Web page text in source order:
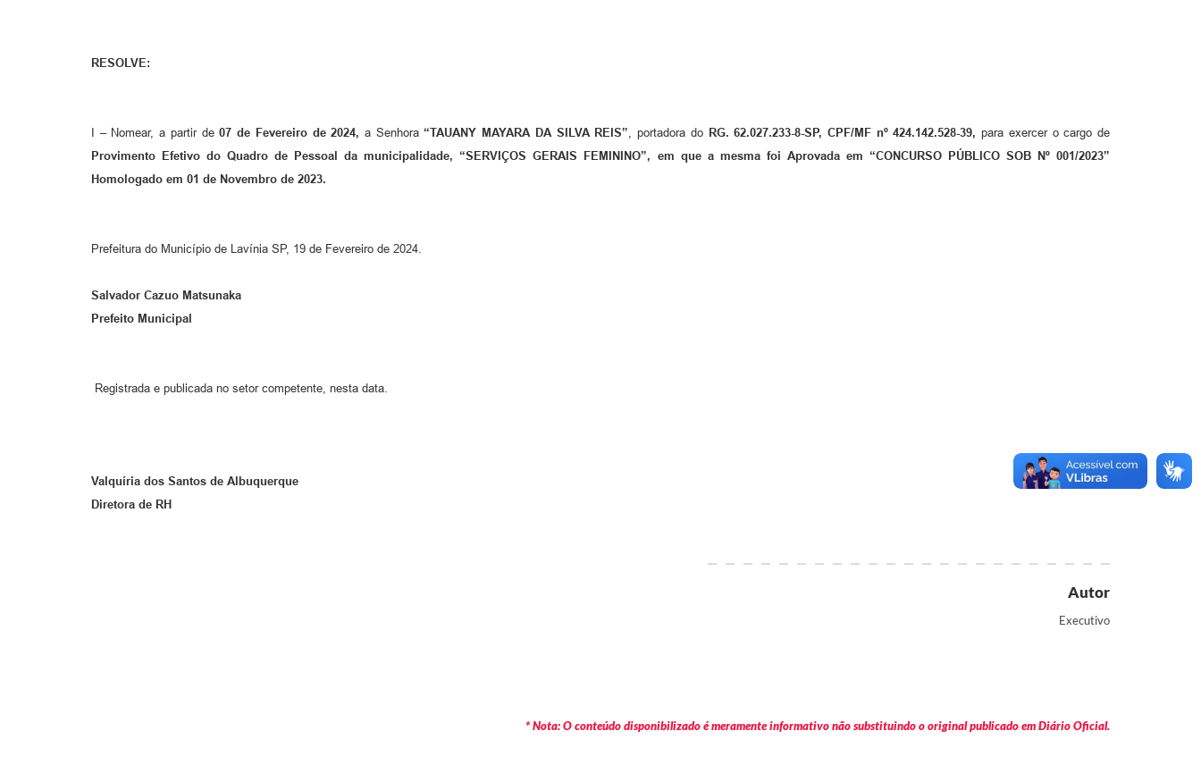
RESOLVE:
I – Nomear, a partir de07 de Fevereiro de 2024, a Senhora“TAUANY MAYARA DA SILVA REIS” , portadora do RG. 62.027.233-8-SP, CPF/MF nº 424.142.528-39, para exercer o cargo de
Provimento Efetivo do Quadro de Pessoal da municipalidade, “SERVIÇOS GERAIS FEMININO”, em que a mesma foi Aprovada em “CONCURSO PÚBLICO SOB Nº 001/2023”
Homologado em 01 de Novembro de 2023.
Prefeitura do Município de Lavínia SP, 19 de Fevereiro de 2024.
Salvador Cazuo Matsunaka
Prefeito Municipal
Registrada e publicada no setor competente, nesta data.
Valquíria dos Santos de Albuquerque
Diretora de RH
Autor
Executivo
* Nota: O conteúdo disponibilizado é meramente informativo não substituindo o original publicado em Diário Oficial.